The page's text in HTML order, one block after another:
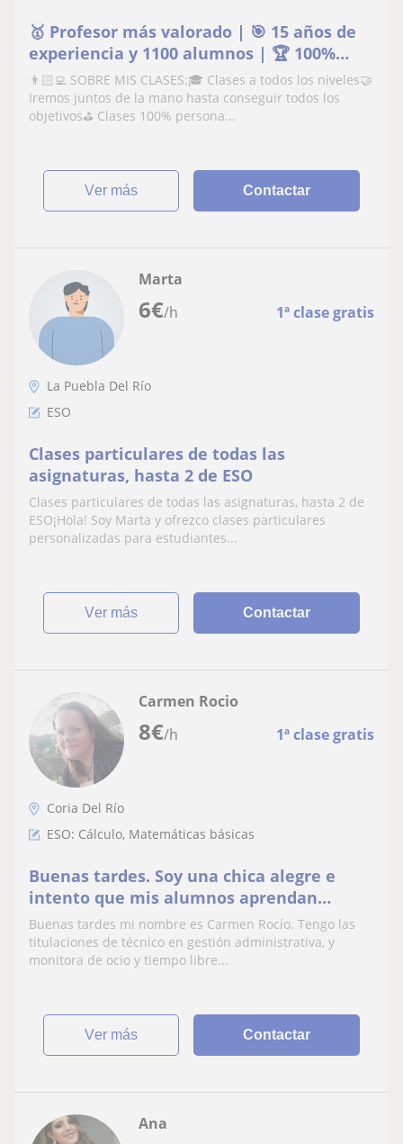
🥇 Profesor más valorado | 🎯 15 años de
experiencia y 1100 alumnos | 🏆 100%
aprobados
👨🏻‍💻 SOBRE MIS CLASES:🎓 Clases a todos los niveles🤝
Iremos juntos de la mano hasta conseguir todos los
objetivos⛳️ Clases 100% persona...
ver más Contactar
6€/h 1ª clase gratis
Marta
La Puebla Del Río
ESO
Clases particulares de todas las
asignaturas, hasta 2 de ESO
Clases particulares de todas las asignaturas, hasta 2 de
ESO¡Hola! Soy Marta y ofrezco clases particulares
personalizadas para estudiantes...
ver más Contactar
8€/h 1ª clase gratis
Carmen Rocio
Coria Del Río
ESO: Cálculo, Matemáticas básicas
Buenas tardes. Soy una chica alegre e
intento que mis alumnos aprendan
mientras se divierten. Intento enseñar
mediante dinámicas y llevando la teoría a
campos de la vida real, donde el niño
Buenas tardes mi nombre es Carmen Rocío. Tengo las
titulaciones de técnico en gestión administrativa, y
monitora de ocio y tiempo libre...
ver más Contactar
Ana